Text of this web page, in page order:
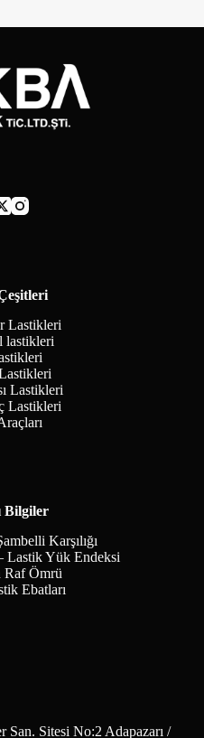
Lastikleri
lastikleri
Lastikleri
Lastikleri
Bilgiler
Karşılığı
Lastik Yük Endeksi
Raf Ömrü
Ebatları
Sitesi No:2 Adapazarı /